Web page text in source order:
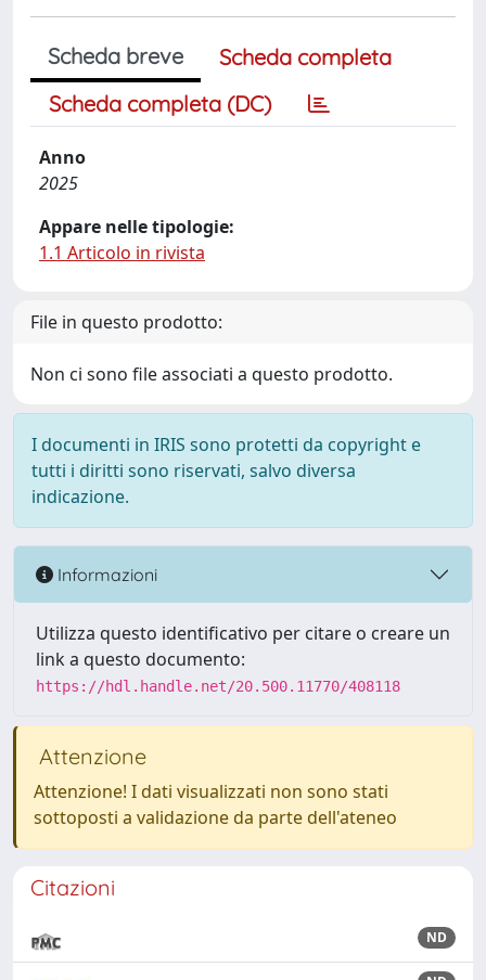
Scheda breve
Scheda completa
Scheda completa (DC)
Anno
2025
Appare nelle tipologie:
1.1 Articolo in rivista
File in questo prodotto:
Non ci sono file associati a questo prodotto.
I documenti in IRIS sono protetti da copyright e
tutti i diritti sono riservati, salvo diversa
indicazione.
Informazioni
Utilizza questo identificativo per citare o creare un
link a questo documento:
https://hdl.handle.net/20.500.11770/408118
Attenzione
Attenzione! I dati visualizzati non sono stati
sottoposti a validazione da parte dell'ateneo
Citazioni
ND